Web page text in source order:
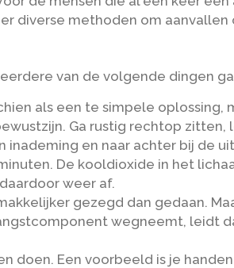
diverse methoden om aanvallen
van de volgende dingen
als een te simpele oplossing,
Ga rustig rechtop zitten,
inademing en naar achter bij de
De kooldioxide in het
weer af.
gezegd dan gedaan.
wegneemt, leidt
doen. Een voorbeeld is je